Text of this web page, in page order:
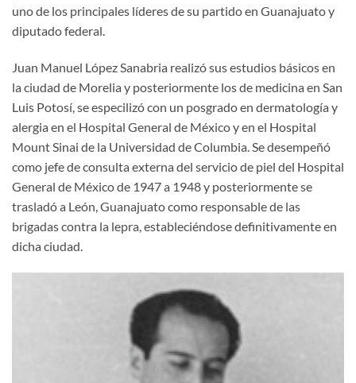
uno de los principales líderes de su partido en Guanajuato y
diputado federal.
Juan Manuel López Sanabria realizó sus estudios básicos en
la ciudad de Morelia y posteriormente los de medicina en San
Luis Potosí, se especilizó con un posgrado en dermatología y
alergia en el Hospital General de México y en el Hospital
Mount Sinai de la Universidad de Columbia. Se desempeñó
como jefe de consulta externa del servicio de piel del Hospital
General de México de 1947 a 1948 y posteriormente se
trasladó a León, Guanajuato como responsable de las
brigadas contra la lepra, estableciéndose definitivamente en
dicha ciudad.